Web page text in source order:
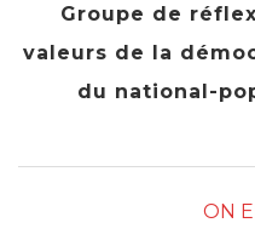
Groupe de
valeurs de la
du national-
ON